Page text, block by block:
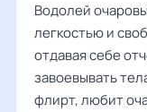
Водолей
легкостью и
отдавая себе
завоевывать
флирт, любит